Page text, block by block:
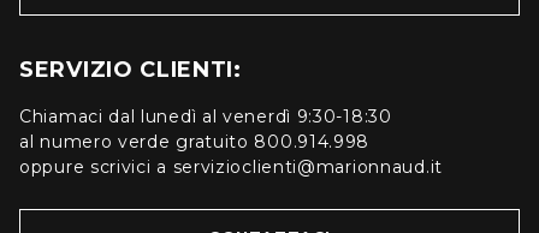
SERVIZIO CLIENTI:
Chiamaci dal lunedì al venerdì 9:30-18:30
al numero verde gratuito 800.914.998
oppure scrivici a servizioclienti@marionnaud.it